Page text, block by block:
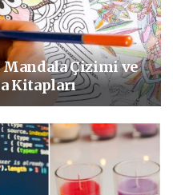
Çizimi ve
Kitapları